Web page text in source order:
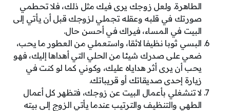
الطاهرة. ولعل زوجك يرى فيك مثل ذلك، فلا تحطمي
صورتك في قلبه وعقله تجملي لزوجك قبل أن يأتي إلى
البيت في المساء، فيراك في أحسن حال.
البسي ثوبا نظيفا لائقا، واستعملي من العطور ما يحب،
ضعي على صدرك شيئا من الحلي التي أهداها إليك، فهو
يحب أن يرى أثر هداياه عليك، وكوني كما لو كنت في
زيارة إحدى صديقاتك أو قريباتك.
لا تنشغلي بأعمال البيت عن زوجك، فتظهر كل أعمال
الطهي والتنظيف والترتيب عندما يأتي الزوج إلى بيته